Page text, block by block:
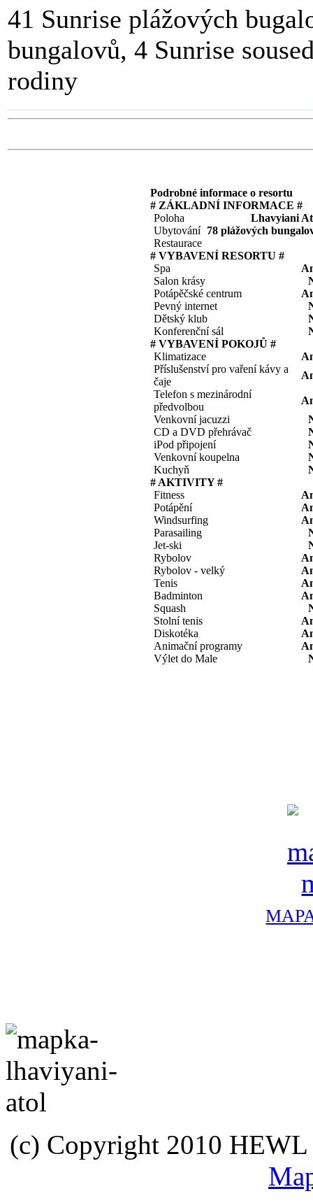
41 Sunrise plážových
bungalovů, 4 Sunrise
rodiny
Podrobné informace o resortu
# ZÁKLADNÍ INFORMACE #
Poloha
Lhavyiani
Ubytování 78 plážových
Restaurace
# VYBAVENÍ RESORTU #
Spa
Salon krásy
Potápěčské centrum
Pevný internet
Dětský klub
Konferenční sál
# VYBAVENÍ POKOJŮ #
Klimatizace
Příslušenství pro vaření kávy a
čaje
Telefon s mezinárodní
předvolbou
Venkovní jacuzzi
CD a DVD přehrávač
iPod připojení
Venkovní koupelna
Kuchyň
# AKTIVITY #
Fitness
Potápění
Windsurfing
Parasailing
Jet-ski
Rybolov
Rybolov - velký
Tenis
Badminton
Squash
Stolní tenis
Diskotéka
Animační programy
Výlet do Male
(c) Copyright 2010 HEWL